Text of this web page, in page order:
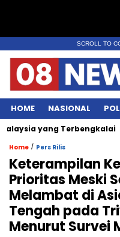
SCROLL TO
HOME NASIONAL
yang Terbengkalai
Home / Pers Rilis
Keterampilan
Prioritas Meski
Melambat di
Tengah pada
Menurut Survei